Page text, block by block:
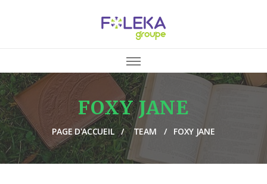
FOXY JANE
PAGE D'ACCUEIL TEAM FOXY JANE